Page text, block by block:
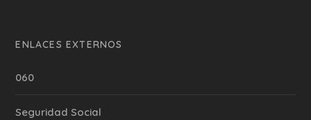
ENLACES EXTERNOS
060
Seguridad Social